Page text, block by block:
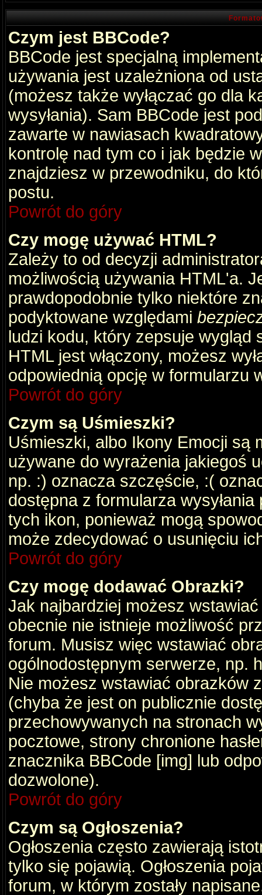
Czym jest BBCode?
BBCode jest specjalną
używania jest uzależniona od
(możesz także wyłączać go dla
wysyłania). Sam BBCode jest
zawarte w nawiasach
kontrolę nad tym co i jak będzie
znajdziesz w przewodniku, do
postu.
Powrót do góry
Czy mogę używać HTML?
Zależy to od decyzji
możliwością używania HTML'a.
prawdopodobnie tylko niektóre
podyktowane względami
ludzi kodu, który zepsuje wygląd
HTML jest włączony, możesz
odpowiednią opcję w formularzu
Powrót do góry
Czym są Uśmieszki?
Uśmieszki, albo Ikony Emocji są
używane do wyrażenia jakiegoś
np. :) oznacza szczęście, :(
dostępna z formularza
tych ikon, ponieważ mogą
może zdecydować o usunięciu
Powrót do góry
Czy mogę dodawać Obrazki?
Jak najbardziej możesz
obecnie nie istnieje możliwość
forum. Musisz więc wstawiać
ogólnodostępnym serwerze, np.
Nie możesz wstawiać obrazków
(chyba że jest on publicznie
przechowywanych na stronach
pocztowe, strony chronione
znacznika BBCode [img] lub
dozwolone).
Powrót do góry
Czym są Ogłoszenia?
Ogłoszenia często zawierają
tylko się pojawią. Ogłoszenia
forum, w którym zostały